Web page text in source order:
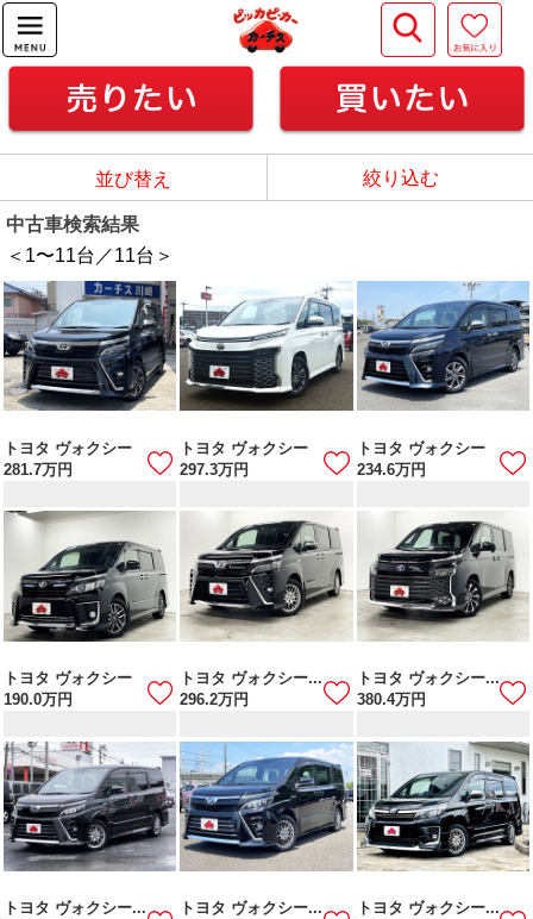
並び替え 絞り込む
中古車検索結果
＜1〜11台／11台＞
トヨタ ヴォクシー
281.7万円
トヨタ ヴォクシー
297.3万円
トヨタ ヴォクシー
234.6万円
トヨタ ヴォクシー
190.0万円
トヨタ ヴォクシー...
296.2万円
トヨタ ヴォクシー...
380.4万円
トヨタ ヴォクシー...
トヨタ ヴォクシー...
トヨタ ヴォクシー...